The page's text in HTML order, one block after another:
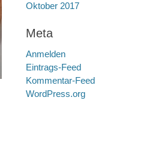
Oktober 2017
Meta
Anmelden
Eintrags-Feed
Kommentar-Feed
WordPress.org